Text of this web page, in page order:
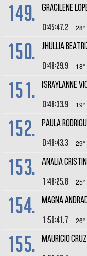
149. GRACILENE
0:45:47.2
150. JHULLIA
0:48:29.9
151. ISRAYLANNE
0:48:33.9
152. PAULA
0:48:43.3
153. ANALIA
1:48:25.8
154. MAGNA
1:50:41.7
155. MAURICIO CRUZ